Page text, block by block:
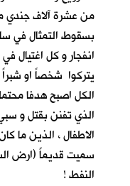
من عشرة آلاف جندي
بسقوط التمثال في
انفجار و كل اغتيال
يتركوا شخصاً او شبراً
الكل اصبح هدفا
الذي تفنن بقتل و
الاطفال ، الذين ما
سميت قديماً (ارض
النفط !